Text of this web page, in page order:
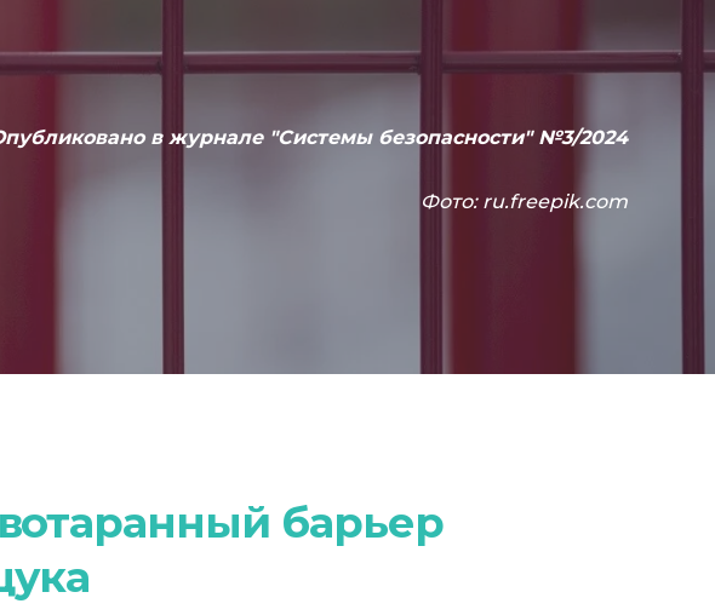
в журнале "Системы безопасности" №3/2024
Фото: ru.freepik.com
барьер